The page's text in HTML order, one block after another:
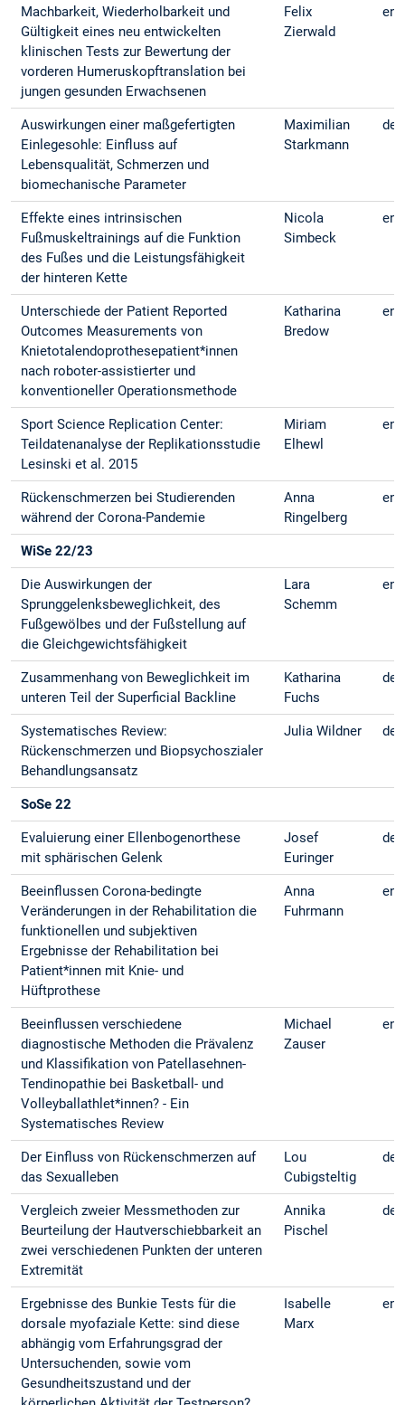
Machbarkeit, Wiederholbarkeit und
Gültigkeit eines neu entwickelten
klinischen Tests zur Bewertung der
vorderen Humeruskopftranslation bei
jungen gesunden Erwachsenen
Felix
Zierwald
Auswirkungen einer maßgefertigten
Einlegesohle: Einfluss auf
Lebensqualität, Schmerzen und
biomechanische Parameter
Maximilian
Starkmann
Effekte eines intrinsischen
Fußmuskeltrainings auf die Funktion
des Fußes und die Leistungsfähigkeit
der hinteren Kette
Nicola
Simbeck
Unterschiede der Patient Reported
Outcomes Measurements von
Knietotalendoprothesepatient*innen
nach roboter-assistierter und
konventioneller Operationsmethode
Katharina
Bredow
Sport Science Replication Center:
Teildatenanalyse der Replikationsstudie
Lesinski et al. 2015
Miriam
Elhewl
Rückenschmerzen bei Studierenden
während der Corona-Pandemie
Anna
Ringelberg
WiSe 22/23
Die Auswirkungen der
Sprunggelenksbeweglichkeit, des
Fußgewölbes und der Fußstellung auf
die Gleichgewichtsfähigkeit
Lara
Schemm
Zusammenhang von Beweglichkeit im
unteren Teil der Superficial Backline
Katharina
Fuchs
Systematisches Review:
Rückenschmerzen und Biopsychoszialer
Behandlungsansatz
Julia Wildner
SoSe 22
Evaluierung einer Ellenbogenorthese
mit sphärischen Gelenk
Josef
Euringer
Beeinflussen Corona-bedingte
Veränderungen in der Rehabilitation die
funktionellen und subjektiven
Ergebnisse der Rehabilitation bei
Patient*innen mit Knie- und
Hüftprothese
Anna
Fuhrmann
Beeinflussen verschiedene
diagnostische Methoden die Prävalenz
und Klassifikation von Patellasehnen-
Tendinopathie bei Basketball- und
Volleyballathlet*innen? - Ein
Systematisches Review
Michael
Zauser
Der Einfluss von Rückenschmerzen auf
das Sexualleben
Lou
Cubigsteltig
Vergleich zweier Messmethoden zur
Beurteilung der Hautverschiebbarkeit an
zwei verschiedenen Punkten der unteren
Extremität
Annika
Pischel
Ergebnisse des Bunkie Tests für die
dorsale myofaziale Kette: sind diese
abhängig vom Erfahrungsgrad der
Untersuchenden, sowie vom
Gesundheitszustand und der
Isabelle
Marx